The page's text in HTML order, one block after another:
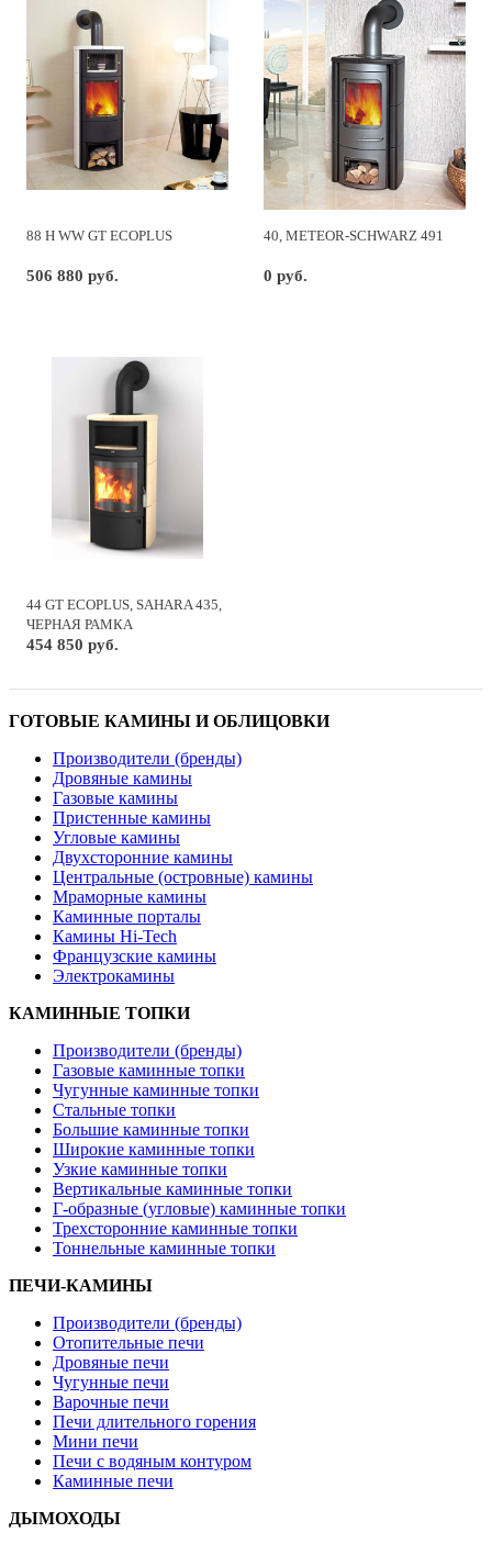
88 H WW GT ECOPLUS
506 880 руб.
40, METEOR-SCHWARZ 491
0 руб.
44 GT ECOPLUS, SAHARA 435,
ЧЕРНАЯ РАМКА
454 850 руб.
ГОТОВЫЕ КАМИНЫ И ОБЛИЦОВКИ
Производители (бренды)
Дровяные камины
Газовые камины
Пристенные камины
Угловые камины
Двухсторонние камины
Центральные (островные) камины
Мраморные камины
Каминные порталы
Камины Hi-Tech
Французские камины
Электрокамины
КАМИННЫЕ ТОПКИ
Производители (бренды)
Газовые каминные топки
Чугунные каминные топки
Стальные топки
Большие каминные топки
Широкие каминные топки
Узкие каминные топки
Вертикальные каминные топки
Г-образные (угловые) каминные топки
Трехсторонние каминные топки
Тоннельные каминные топки
ПЕЧИ-КАМИНЫ
Производители (бренды)
Отопительные печи
Дровяные печи
Чугунные печи
Варочные печи
Печи длительного горения
Мини печи
Печи с водяным контуром
Каминные печи
ДЫМОХОДЫ